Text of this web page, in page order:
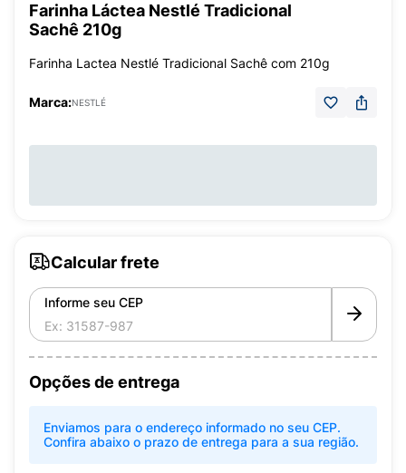
Farinha Láctea Nestlé Tradicional
Sachê 210g
Farinha Lactea Nestlé Tradicional Sachê com 210g
Marca:NESTLÉ
Calcular frete
Informe seu CEP
Opções de entrega
Enviamos para o endereço informado no seu CEP.
Confira abaixo o prazo de entrega para a sua região.